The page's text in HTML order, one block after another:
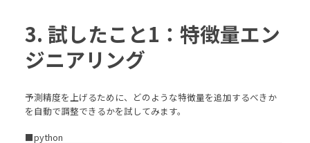
3. 試したこと1：特徴量エン
ジニアリング
予測精度を上げるために、どのような特徴量を追加するべきか
を自動で調整できるかを試してみます。
■python